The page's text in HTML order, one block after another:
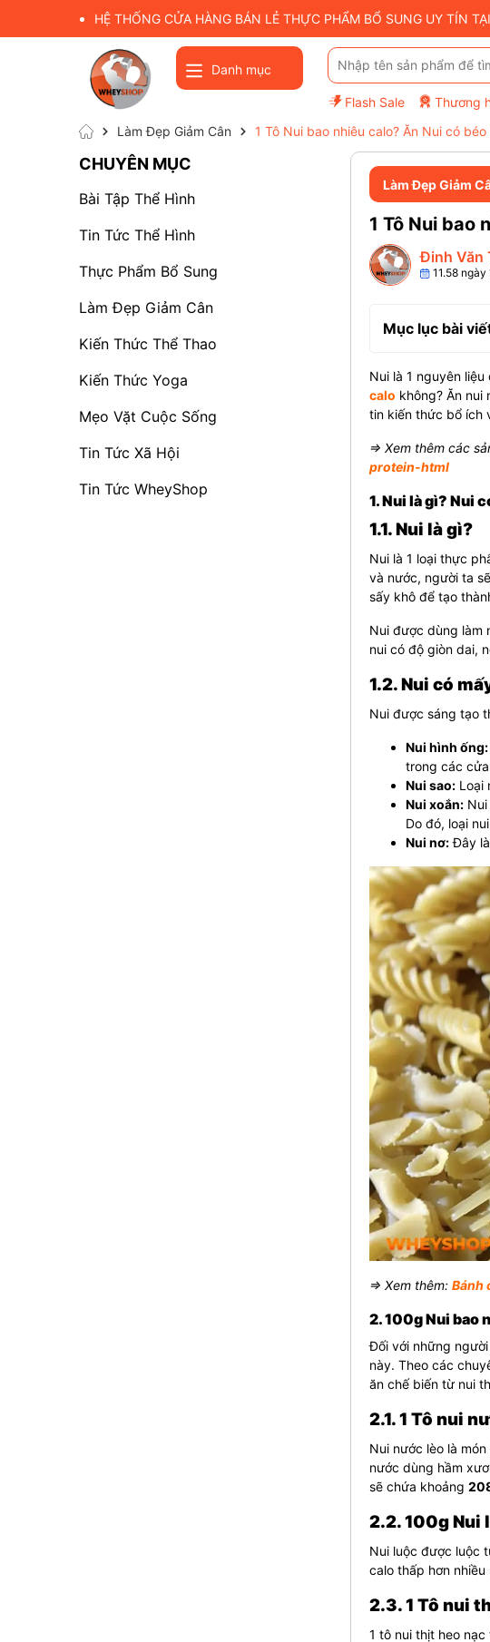
HỆ THỐNG CỬA HÀNG BÁN LẺ THỰC PHẨM BỔ SUNG UY TÍN
Danh mục
Flash Sale Thương
Làm Đẹp Giảm Cân 1 Tô Nui bao nhiêu calo? Ăn Nui có
Làm Đẹp Giảm
1 Tô Nui bao
Đinh Văn
11.58
Mục lục bài
Nui là 1 nguyên
calo không? Ăn nui
tin kiến thức bổ ích
⇒ Xem thêm các
protein-html
1. Nui là gì? Nui
1.1. Nui là gì?
Nui là 1 loại thực
và nước, người ta
sấy khô để tạo
Nui được dùng làm
nui có độ giòn dai,
1.2. Nui có
Nui được sáng tạo
Nui hình ống:
trong các
Nui sao:Loại
Nui xoắn:Nui
Do đó, loại
Nui nơ:Đây là
⇒ Xem thêm: Bánh
2. 100g Nui bao
Đối với những
này. Theo các
ăn chế biến từ nui
2.1. 1 Tô nui
Nui nước lèo là
nước dùng hầm
sẽ chứa khoảng
2.2. 100g Nui
Nui luộc được luộc
calo thấp hơn
2.3. 1 Tô nui
1 tô nui thịt heo
CHUYÊN MỤC
Bài Tập Thể Hình
Tin Tức Thể Hình
Thực Phẩm Bổ Sung
Làm Đẹp Giảm Cân
Kiến Thức Thể Thao
Kiến Thức Yoga
Mẹo Vặt Cuộc Sống
Tin Tức Xã Hội
Tin Tức WheyShop